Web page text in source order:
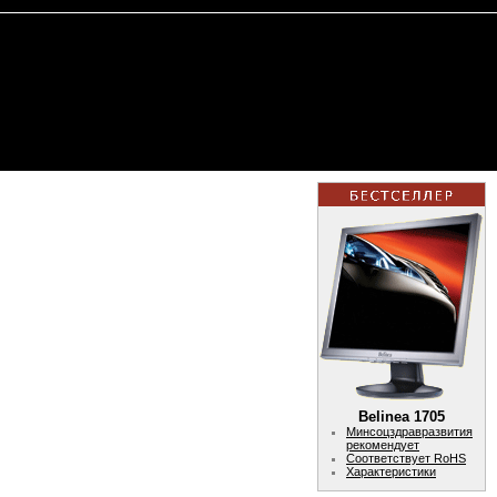
Belinea 1705
Минсоцздравразвития
рекомендует
Соответствует RoHS
Характеристики